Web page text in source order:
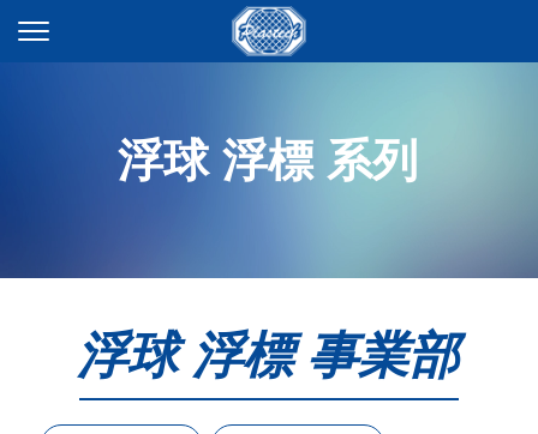
浮球 浮標 系列
浮球 浮標 事業部